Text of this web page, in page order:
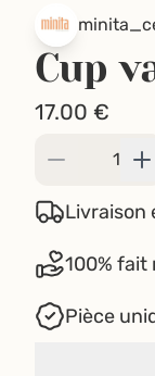
Cup
17.00 €
Livraison
100% fait
Pièce